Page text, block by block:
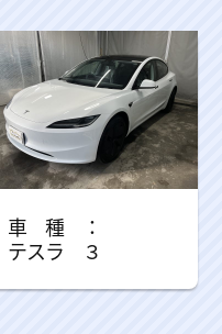
テスラ ３